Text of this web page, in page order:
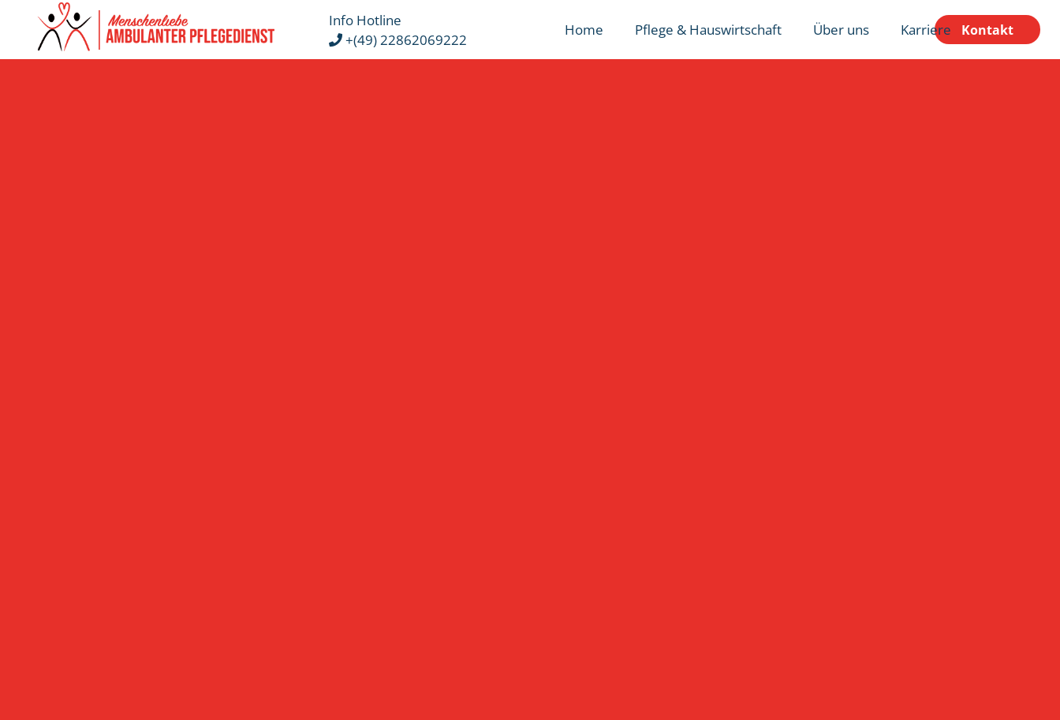
Info Hotline
+(49) 22862069222
Home Pflege & Hauswirtschaft Über uns Karriere Kontakt